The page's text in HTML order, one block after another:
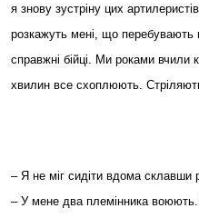
я знову зустріну цих
розкажуть мені, що перебувають
справжні бійці. Ми роками вчили
хвилин все схоплюють.
– Я не міг сидіти вдома склавши
– У мене два племінника